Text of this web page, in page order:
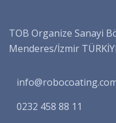
TOB Organize Sanayi
Menderes/İzmir
0232 458 88 11